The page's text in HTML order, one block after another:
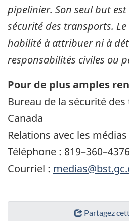
pipelinier. Son seul but
sécurité des transports.
habilité à attribuer ni à
responsabilités civiles ou
Pour de plus amples
Bureau de la sécurité
Canada
Relations avec les médias
Téléphone : 819–360–4376
Courriel :
Partagez